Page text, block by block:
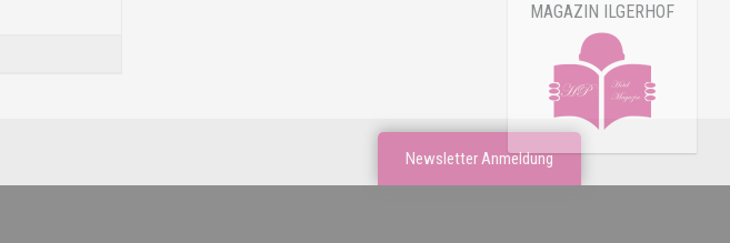
MAGAZIN ILGERHOF
Newsletter Anmeldung